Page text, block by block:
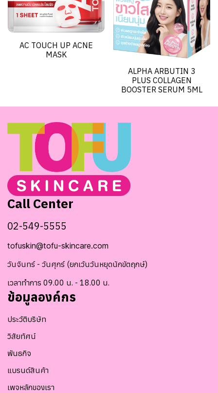
AC TOUCH UP ACNE
MASK
ALPHA ARBUTIN 3
PLUS COLLAGEN
BOOSTER SERUM 5ML
Call Center
02-549-5555
tofuskin@tofu-skincare.com
วันจันทร์ - วันศุกร์ (ยกเว้นวันหยุดนักขัตฤกษ์)
เวลาทำการ 09.00 น. - 18.00 น.
ข้อมูลองค์กร
ประวัติบริษัท
วิสัยทัศน์
พันธกิจ
แบรนด์สินค้า
เพจหลักของเรา